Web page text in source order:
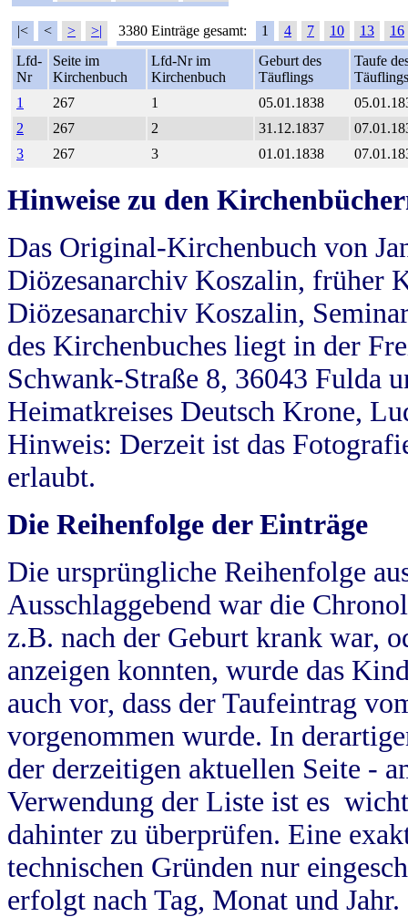
|< < > >| 3380 Einträge gesamt: 1 4 7 10 13
16
Lfd-
Nr
Seite im
Kirchenbuch
Lfd-Nr im
Kirchenbuch
Geburt des
Täuflings
Taufe
Täuflings
1
267 1 05.01.1838
2
267 2 31.12.1837
3
267 3 01.01.1838
Hinweise zu den
Das Original-Kirchenbuch von
Diözesanarchiv Koszalin, früher
Diözesanarchiv Koszalin,
des Kirchenbuches liegt in der
Schwank-Straße 8, 36043 Fulda
Heimatkreises Deutsch Krone,
Hinweis: Derzeit ist das
erlaubt.
Die Reihenfolge der Einträge
Die ursprüngliche Reihenfolge
Ausschlaggebend war die
z.B. nach der Geburt krank war,
anzeigen konnten, wurde das
auch vor, dass der Taufeintrag
vorgenommen wurde. In
der derzeitigen aktuellen Seite -
Verwendung der Liste ist es
dahinter zu überprüfen. Eine
technischen Gründen nur
erfolgt nach Tag, Monat und Jahr.